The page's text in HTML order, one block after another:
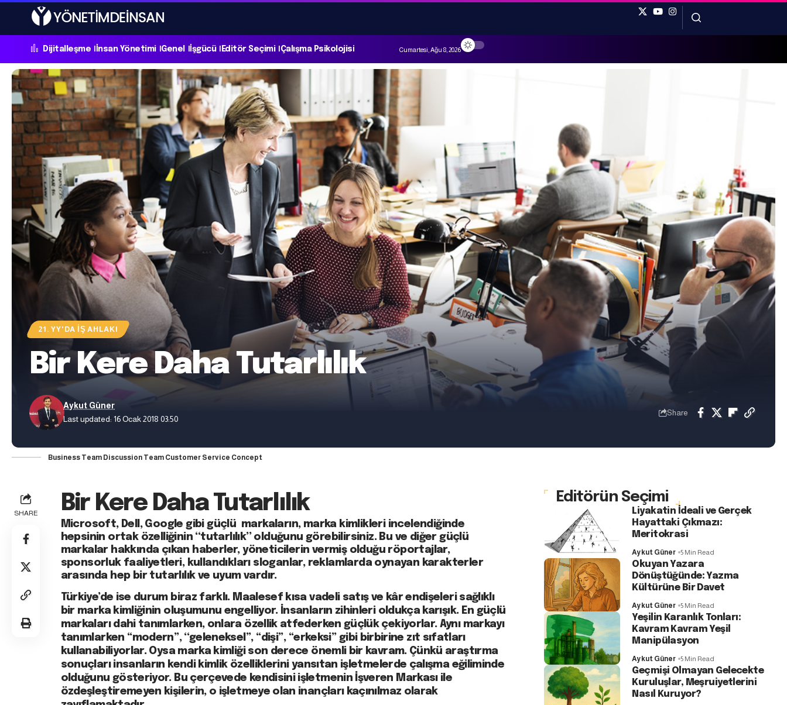
Dijitalleşme İnsan Yönetimi Genel İşgücü Editör Seçimi Çalışma Psikolojisi Cumartesi, Ağu 8, 2026
21. YY'DA İŞ AHLAKI
Bir Kere Daha Tutarlılık
Last updated: 16 Ocak 2018 03:50
Aykut Güner
Share
Business Team Discussion Team Customer Service Concept
SHARE Bir Kere Daha Tutarlılık
Microsoft, Dell, Google gibi güçlü markaların, marka kimlikleri incelendiğinde
hepsinin ortak özelliğinin ‘‘tutarlılık’’ olduğunu görebilirsiniz. Bu ve diğer güçlü
markalar hakkında çıkan haberler, yöneticilerin vermiş olduğu röportajlar,
sponsorluk faaliyetleri, kullandıkları sloganlar, reklamlarda oynayan karakterler
arasında hep bir tutarlılık ve uyum vardır.
Türkiye’de ise durum biraz farklı. Maalesef kısa vadeli satış ve kâr endişeleri sağlıklı
bir marka kimliğinin oluşumunu engelliyor. İnsanların zihinleri oldukça karışık. En güçlü
markaları dahi tanımlarken, onlara özellik atfederken güçlük çekiyorlar. Aynı markayı
tanımlarken ‘‘modern’’, ‘‘geleneksel’’, ‘‘dişi’’, ‘‘erkeksi’’ gibi birbirine zıt sıfatları
kullanabiliyorlar. Oysa marka kimliği son derece önemli bir kavram. Çünkü araştırma
sonuçları insanların kendi kimlik özelliklerini yansıtan işletmelerde çalışma eğiliminde
olduğunu gösteriyor. Bu çerçevede kendisini işletmenin İşveren Markası ile
özdeşleştiremeyen kişilerin, o işletmeye olan inançları kaçınılmaz olarak
Editörün Seçimi
Liyakatin İdeali ve Gerçek
Hayattaki Çıkmazı:
Meritokrasi
Aykut Güner 5 Min Read
Okuyan Yazara
Dönüştüğünde: Yazma
Kültürüne Bir Davet
Aykut Güner 5 Min Read
Yeşilin Karanlık Tonları:
Kavram Kavram Yeşil
Manipülasyon
Aykut Güner 5 Min Read
Geçmişi Olmayan Gelecekte
Kuruluşlar, Meşruiyetlerini
Nasıl Kuruyor?